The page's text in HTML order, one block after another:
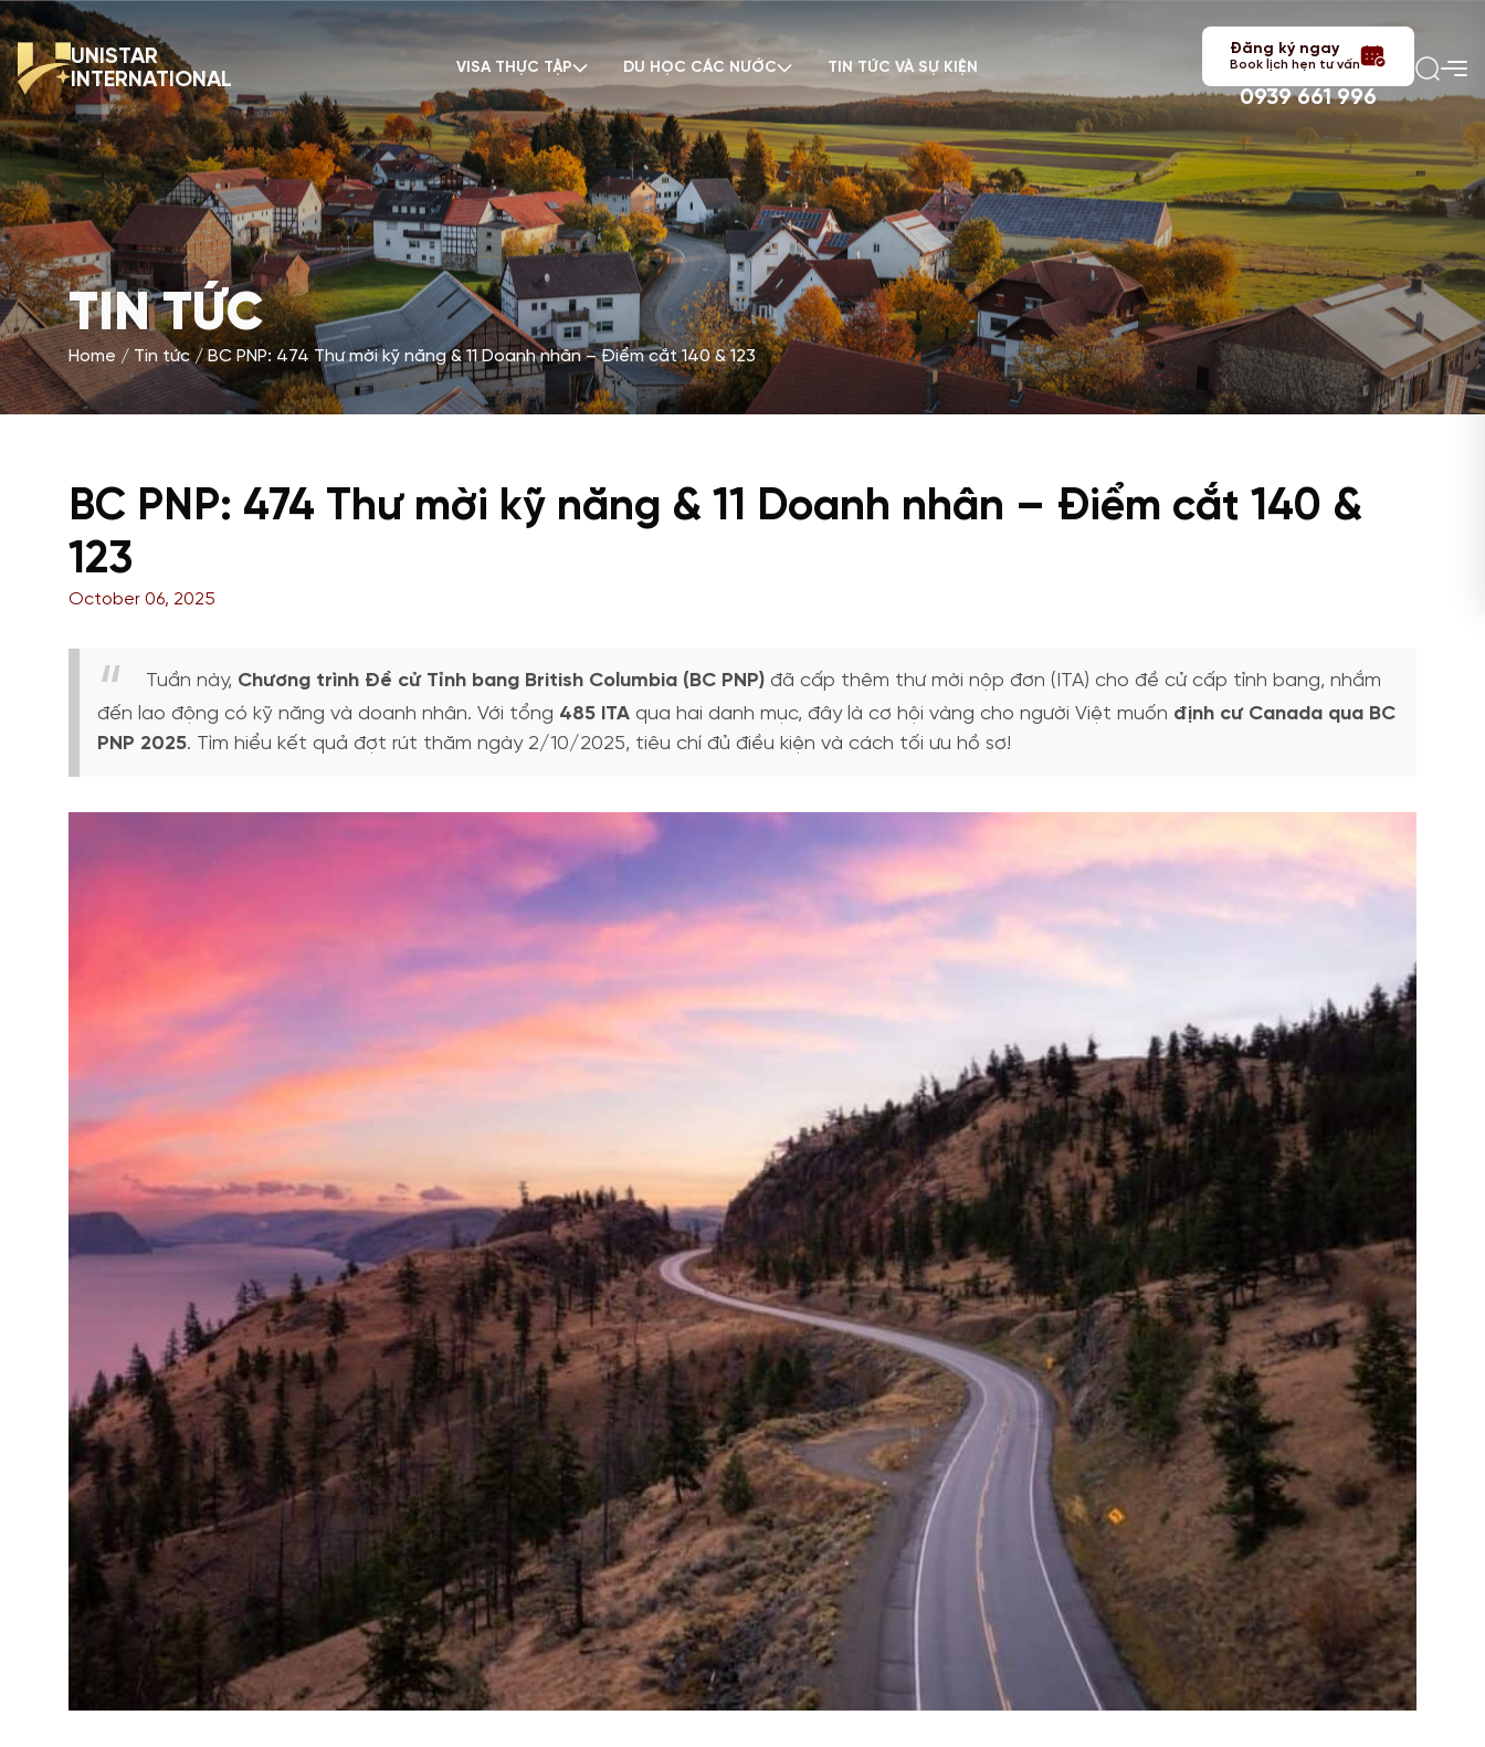
UNISTAR
INTERNATIONAL
VISA THỰC TẬP DU HỌC CÁC NƯỚC TIN TỨC VÀ SỰ KIỆN
Đăng ký ngay
Book lịch hẹn tư vấn
0939 661 996
TIN TỨC
Home Tin tức BC PNP: 474 Thư mời kỹ năng & 11 Doanh nhân – Điểm cắt 140 & 123
BC PNP: 474 Thư mời kỹ năng & 11 Doanh nhân – Điểm cắt 140 &
123
October 06, 2025
Tuần này, Chương trình Đề cử Tỉnh bang British Columbia (BC PNP) đã cấp thêm thư mời nộp đơn (ITA) cho đề cử cấp tỉnh bang, nhắm
đến lao động có kỹ năng và doanh nhân. Với tổng 485 ITA qua hai danh mục, đây là cơ hội vàng cho người Việt muốn định cư Canada qua BC
PNP 2025. Tìm hiểu kết quả đợt rút thăm ngày 2/10/2025, tiêu chí đủ điều kiện và cách tối ưu hồ sơ!